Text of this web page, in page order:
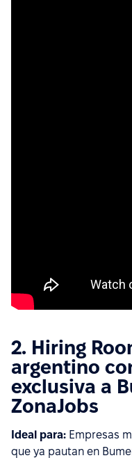
2. Hiring
argentino
exclusiva a
ZonaJobs
Ideal para: Empresas
que ya pautan en